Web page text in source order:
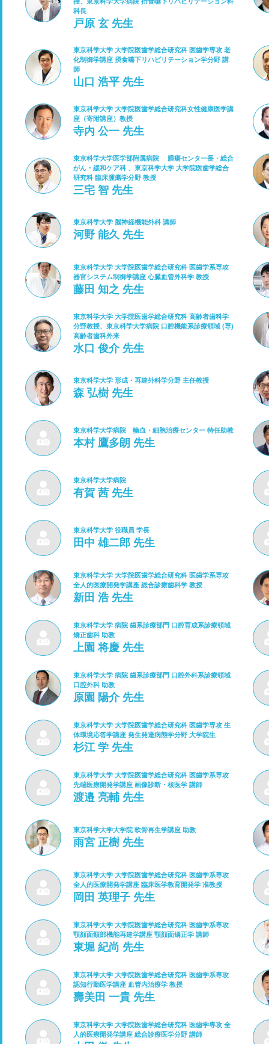
科長
戸原 玄 先生
東京科学大学 大学院医歯学総合研究科 医歯学専攻 老
化制御学講座 摂食嚥下リハビリテーション学分野 講
師
山口 浩平 先生
東京科学大学 大学院医歯学総合研究科女性健康医学講
座（寄附講座）教授
寺内 公一 先生
東京科学大学医学部附属病院 腫瘍センター長・総合
がん・緩和ケア科 、東京科学大学 大学院医歯学総合
研究科 臨床腫瘍学分野 教授
三宅 智 先生
東京科学大学 脳神経機能外科 講師
河野 能久 先生
東京科学大学 大学院医歯学総合研究科 医歯学系専攻
器官システム制御学講座 心臓血管外科学 教授
藤田 知之 先生
東京科学大学 大学院医歯学総合研究科 高齢者歯科学
分野教授、東京科学大学病院 口腔機能系診療領域 (専)
高齢者歯科外来
水口 俊介 先生
東京科学大学 形成・再建外科学分野 主任教授
森 弘樹 先生
東京科学大学病院 輸血・細胞治療センター 特任助教
本村 鷹多朗 先生
東京科学大学病院
有賀 茜 先生
東京科学大学 役職員 学長
田中 雄二郎 先生
東京科学大学 大学院医歯学総合研究科 医歯学系専攻
全人的医療開発学講座 総合診療歯科学 教授
新田 浩 先生
東京科学大学 病院 歯系診療部門 口腔育成系診療領域
矯正歯科 助教
上園 将慶 先生
東京科学大学 病院 歯系診療部門 口腔外科系診療領域
口腔外科 助教
原園 陽介 先生
東京科学大学 大学院医歯学総合研究科 医歯学専攻 生
体環境応答学講座 発生発達病態学分野 大学院生
杉江 学 先生
東京科学大学 大学院医歯学総合研究科 医歯学系専攻
先端医療開発学講座 画像診断・核医学 講師
渡邉 亮輔 先生
東京科学大学大学院 軟骨再生学講座 助教
雨宮 正樹 先生
東京科学大学 大学院医歯学総合研究科 医歯学系専攻
全人的医療開発学講座 臨床医学教育開発学 准教授
岡田 英理子 先生
東京科学大学 大学院医歯学総合研究科 医歯学系専攻
顎顔面頸部機能再建学講座 顎顔面矯正学 講師
東堀 紀尚 先生
東京科学大学 大学院医歯学総合研究科 医歯学系専攻
認知行動医学講座 血管内治療学 教授
壽美田 一貴 先生
東京科学大学 大学院医歯学総合研究科 医歯学専攻 全
人的医療開発学講座 総合診療医学分野 講師